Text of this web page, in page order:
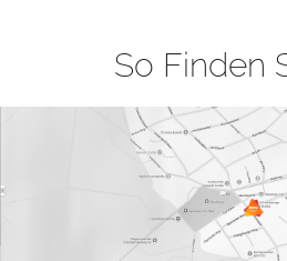
So Finden